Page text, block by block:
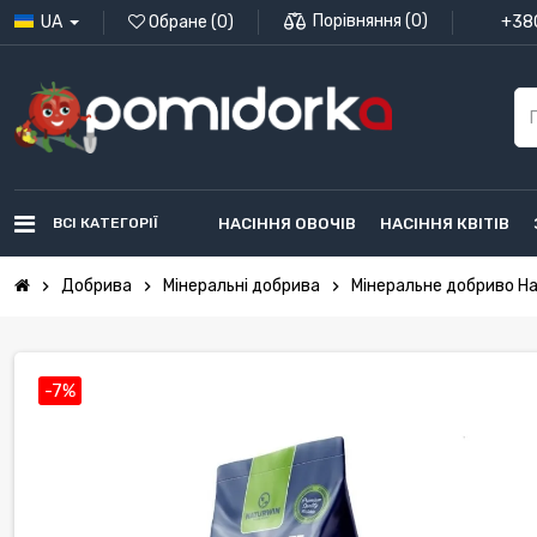
UA Обране (0) Порівняння (0)
ВСІ КАТЕГОРІЇ НАСІННЯ ОВОЧІВ НАСІННЯ КВІТІВ
chevron_right Добрива chevron_right Мінеральні добрива chevron_right Мінеральне добриво
-7%